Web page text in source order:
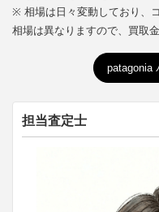
※ 相場は日々変動しており、
相場は異なりますので、買取
patagonia
担当査定士